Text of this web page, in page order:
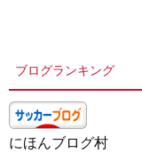
ブログランキング
にほんブログ村